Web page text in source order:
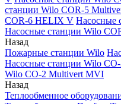
станции Wilo COR-5
COR-6 HELIX V Насосные
Насосные станции Wilo
Назад
Пожарные станции Wilo
Насосные станции Wilo
Wilo CO-2 Multivert MVI
Назад
Теплообменное